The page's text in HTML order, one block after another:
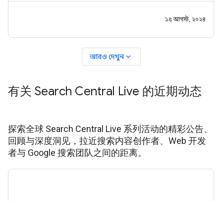
一系列优质网站，包括与用户搜索内容相关的、提供实用原创
১৫ আগস্ট, ২০২৪
আরও দেখুনexpand_more
有关 Search Central Live 的近期动态
探索全球 Search Central Live 系列活动的精彩公告、
回顾与深度洞见，拉近搜索内容创作者、Web 开发
者与 Google 搜索团队之间的距离。